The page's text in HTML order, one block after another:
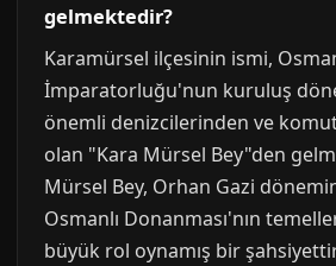
gelmektedir?
Karamürsel ilçesinin ismi,
İmparatorluğu'nun kuruluş
önemli denizcilerinden ve
olan "Kara Mürsel Bey"den
Mürsel Bey, Orhan Gazi
Osmanlı Donanması'nın
büyük rol oynamış bir